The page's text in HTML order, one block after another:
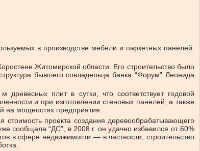
в производстве мебели и паркетных панелей.
Житомирской области. Его строительство было
бывшего совладельца банка “Форум” Леонида
плит в сутки, что соответствует годовой
и при изготовлении стеновых панелей, а также
на мощностях предприятия.
проекта создания деревообрабатывающего
сообщала “ДС”, в 2008 г. он удачно избавился от 60%
в сфере недвижимости — в частности, строительство